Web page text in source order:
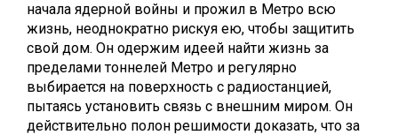
начала ядерной войны и прожил в Метро всю
жизнь, неоднократно рискуя ею, чтобы защитить
свой дом. Он одержим идеей найти жизнь за
пределами тоннелей Метро и регулярно
выбирается на поверхность с радиостанцией,
пытаясь установить связь с внешним миром. Он
действительно полон решимости доказать, что за